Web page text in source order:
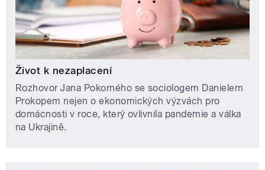
Život k nezaplacení
Rozhovor Jana Pokorného se sociologem Danielem
Prokopem nejen o ekonomických výzvách pro
domácnosti v roce, který ovlivnila pandemie a válka
na Ukrajině.